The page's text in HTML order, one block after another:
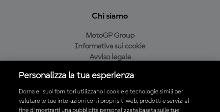
Chi siamo
MotoGP Group
Informativa sui cookie
Avviso legale
Condizioni di acquisto
Personalizza la tua esperienza
Dorna e i suoi fornitori utilizzano i cookie e tecnologie simili per
valutare le tue interazioni con i propri siti web, prodotti e servizi al
fine di mostrarti una pubblicità personalizzata basata sulle tue